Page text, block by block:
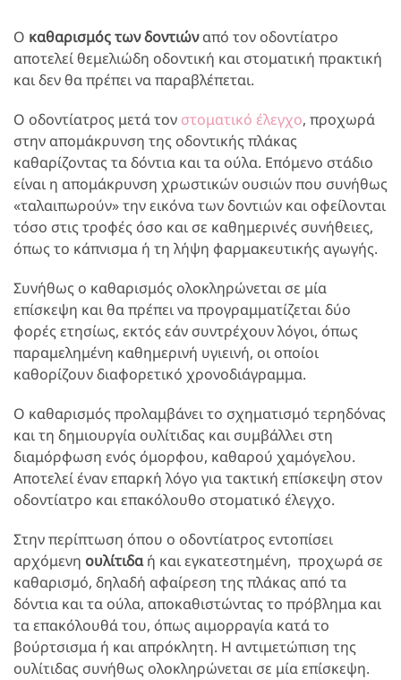
Ο καθαρισμός των δοντιώναπό τον οδοντίατρο
αποτελεί θεμελιώδη οδοντική και στοματική πρακτική
και δεν θα πρέπει να παραβλέπεται.
Ο οδοντίατρος μετά τον στοματικό έλεγχο, προχωρά
στην απομάκρυνση της οδοντικής πλάκας
καθαρίζοντας τα δόντια και τα ούλα. Επόμενο στάδιο
είναι η απομάκρυνση χρωστικών ουσιών που συνήθως
«ταλαιπωρούν» την εικόνα των δοντιών και οφείλονται
τόσο στις τροφές όσο και σε καθημερινές συνήθειες,
όπως το κάπνισμα ή τη λήψη φαρμακευτικής αγωγής.
Συνήθως ο καθαρισμός ολοκληρώνεται σε μία
επίσκεψη και θα πρέπει να προγραμματίζεται δύο
φορές ετησίως, εκτός εάν συντρέχουν λόγοι, όπως
παραμελημένη καθημερινή υγιεινή, οι οποίοι
καθορίζουν διαφορετικό χρονοδιάγραμμα.
Ο καθαρισμός προλαμβάνει το σχηματισμό τερηδόνας
και τη δημιουργία ουλίτιδας και συμβάλλει στη
διαμόρφωση ενός όμορφου, καθαρού χαμόγελου.
Αποτελεί έναν επαρκή λόγο για τακτική επίσκεψη στον
οδοντίατρο και επακόλουθο στοματικό έλεγχο.
Στην περίπτωση όπου ο οδοντίατρος εντοπίσει
αρχόμενη ουλίτιδαή και εγκατεστημένη, προχωρά σε
καθαρισμό, δηλαδή αφαίρεση της πλάκας από τα
δόντια και τα ούλα, αποκαθιστώντας το πρόβλημα και
τα επακόλουθά του, όπως αιμορραγία κατά το
βούρτσισμα ή και απρόκλητη. Η αντιμετώπιση της
ουλίτιδας συνήθως ολοκληρώνεται σε μία επίσκεψη.